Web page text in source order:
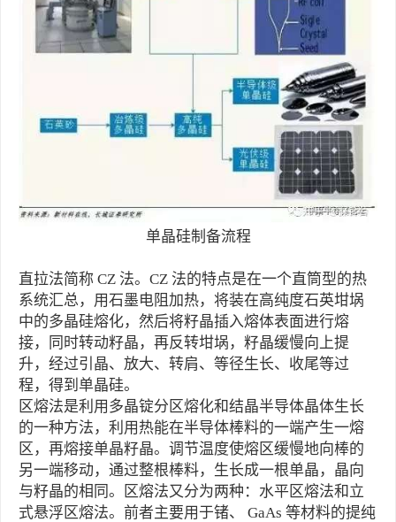
单晶硅制备流程
直拉法简称 CZ 法。CZ 法的特点是在一个直筒型的热
系统汇总，用石墨电阻加热，将装在高纯度石英坩埚
中的多晶硅熔化，然后将籽晶插入熔体表面进行熔
接，同时转动籽晶，再反转坩埚，籽晶缓慢向上提
升，经过引晶、放大、转肩、等径生长、收尾等过
程，得到单晶硅。
区熔法是利用多晶锭分区熔化和结晶半导体晶体生长
的一种方法，利用热能在半导体棒料的一端产生一熔
区，再熔接单晶籽晶。调节温度使熔区缓慢地向棒的
另一端移动，通过整根棒料，生长成一根单晶，晶向
与籽晶的相同。区熔法又分为两种：水平区熔法和立
式悬浮区熔法。前者主要用于锗、 GaAs 等材料的提纯